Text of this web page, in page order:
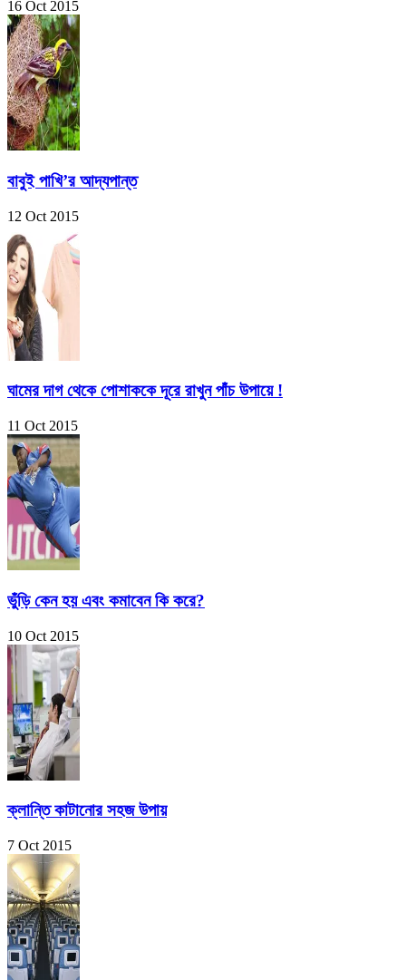
16 Oct 2015
বাবুই পাখি’র আদ্যপান্ত
12 Oct 2015
ঘামের দাগ থেকে পোশাককে দূরে রাখুন পাঁচ উপায়ে !
11 Oct 2015
ভুঁড়ি কেন হয় এবং কমাবেন কি করে?
10 Oct 2015
ক্লান্তি কাটানোর সহজ উপায়
7 Oct 2015